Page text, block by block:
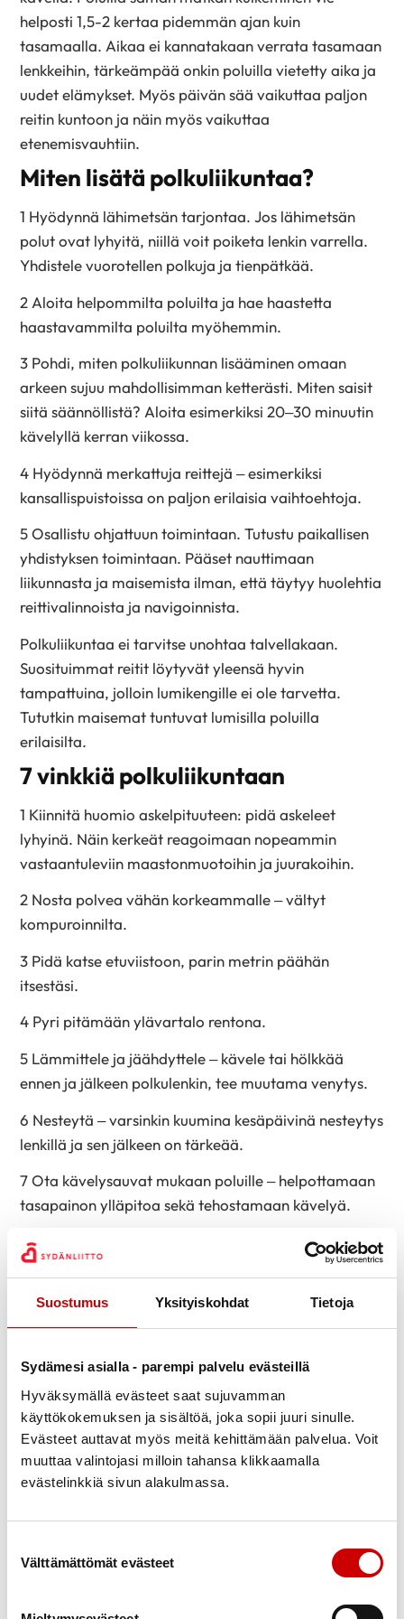
Suostumus Yksityiskohdat Tietoja
Sydämesi asialla - parempi palvelu evästeillä
Hyväksymällä evästeet saat sujuvamman
käyttökokemuksen ja sisältöä, joka sopii juuri sinulle.
Evästeet auttavat myös meitä kehittämään palvelua. Voit
muuttaa valintojasi milloin tahansa klikkaamalla
evästelinkkiä sivun alakulmassa.
Välttämättömät evästeet
helposti 1,5-2 kertaa pidemmän ajan kuin
tasamaalla. Aikaa ei kannatakaan verrata tasamaan
lenkkeihin, tärkeämpää onkin poluilla vietetty aika ja
uudet elämykset. Myös päivän sää vaikuttaa paljon
reitin kuntoon ja näin myös vaikuttaa
etenemisvauhtiin.
Miten lisätä polkuliikuntaa?
1 Hyödynnä lähimetsän tarjontaa. Jos lähimetsän
polut ovat lyhyitä, niillä voit poiketa lenkin varrella.
Yhdistele vuorotellen polkuja ja tienpätkää.
2 Aloita helpommilta poluilta ja hae haastetta
haastavammilta poluilta myöhemmin.
3 Pohdi, miten polkuliikunnan lisääminen omaan
arkeen sujuu mahdollisimman ketterästi. Miten saisit
siitä säännöllistä? Aloita esimerkiksi 20–30 minuutin
kävelyllä kerran viikossa.
4 Hyödynnä merkattuja reittejä – esimerkiksi
kansallispuistoissa on paljon erilaisia vaihtoehtoja.
5 Osallistu ohjattuun toimintaan. Tutustu paikallisen
yhdistyksen toimintaan. Pääset nauttimaan
liikunnasta ja maisemista ilman, että täytyy huolehtia
reittivalinnoista ja navigoinnista.
Polkuliikuntaa ei tarvitse unohtaa talvellakaan.
Suosituimmat reitit löytyvät yleensä hyvin
tampattuina, jolloin lumikengille ei ole tarvetta.
Tututkin maisemat tuntuvat lumisilla poluilla
erilaisilta.
7 vinkkiä polkuliikuntaan
1 Kiinnitä huomio askelpituuteen: pidä askeleet
lyhyinä. Näin kerkeät reagoimaan nopeammin
vastaantuleviin maastonmuotoihin ja juurakoihin.
2 Nosta polvea vähän korkeammalle – vältyt
kompuroinnilta.
3 Pidä katse etuviistoon, parin metrin päähän
itsestäsi.
4 Pyri pitämään ylävartalo rentona.
5 Lämmittele ja jäähdyttele – kävele tai hölkkää
ennen ja jälkeen polkulenkin, tee muutama venytys.
6 Nesteytä – varsinkin kuumina kesäpäivinä nesteytys
lenkillä ja sen jälkeen on tärkeää.
7 Ota kävelysauvat mukaan poluille – helpottamaan
tasapainon ylläpitoa sekä tehostamaan kävelyä.
Muista hyvät kengät ja
turvallisuus
lenkkitossuilla. Jos polkuliikunnasta innostuu
enemmän, kannattaa hankkia maastoon sopivat
polkujuoksukengät, jotka sopivat hyvin myös
kävelyyn. Polkukengät pitävät maastossa paremmin
ja tuntuma erilaisilla alustoilla on hyvä.
minne on menossa ja kauanko meinaa viipyä.
ensiapupakkaus, puhelin ja ladata siihen 112-sovellus